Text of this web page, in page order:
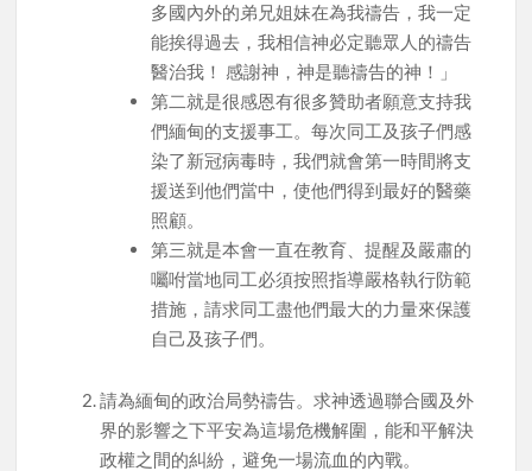
多國內外的弟兄姐妹在為我禱告，我一定
能挨得過去，我相信神必定聽眾人的禱告
醫治我！ 感謝神，神是聽禱告的神！」
第二就是很感恩有很多贊助者願意支持我
們緬甸的支援事工。每次同工及孩子們感
染了新冠病毒時，我們就會第一時間將支
援送到他們當中，使他們得到最好的醫藥
照顧。
第三就是本會一直在教育、提醒及嚴肅的
囑咐當地同工必須按照指導嚴格執行防範
措施，請求同工盡他們最大的力量來保護
自己及孩子們。
請為緬甸的政治局勢禱告。求神透過聯合國及外
界的影響之下平安為這場危機解圍，能和平解決
政權之間的糾紛，避免一場流血的內戰。